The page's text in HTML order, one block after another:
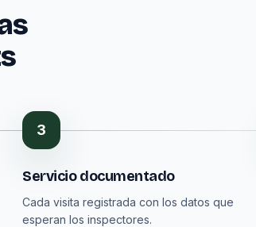
3
Servicio documentado
Cada visita registrada con los datos que
esperan los inspectores.